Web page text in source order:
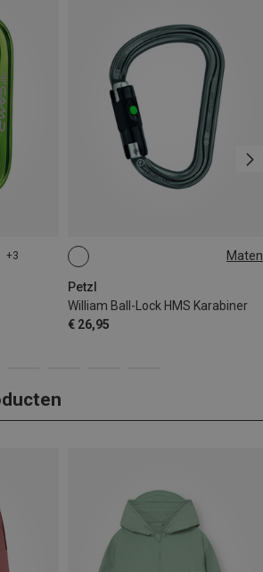
+3 Maten
Petzl
William Ball-Lock HMS Karabiner
€ 26,95
BALL-LOCK